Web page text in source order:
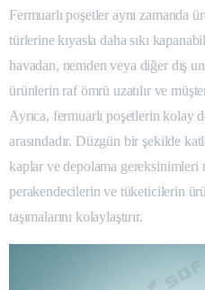
Fermuarlı poşetler aynı zamanda
türlerine kıyasla daha sıkı
havadan, nemden veya diğer dış
ürünlerin raf ömrü uzatılır ve
Ayrıca, fermuarlı poşetlerin kolay
arasındadır. Düzgün bir şekilde
kaplar ve depolama
perakendecilerin ve tüketicilerin
taşımalarını kolaylaştırır.